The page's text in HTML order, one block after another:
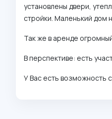
установлены двери,
стройки. Маленький дом
Так же в аренде
В перспективе: есть
У Вас есть возможность